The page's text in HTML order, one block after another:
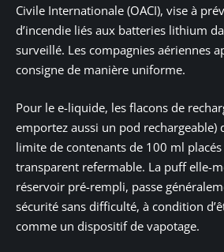
Civile Internationale (OACI), vise à
d’incendie liés aux batteries lithium
surveillé. Les compagnies aériennes
consigne de manière uniforme.
Pour le e-liquide, les flacons de
emportez aussi un pod rechargeable)
limite de contenants de 100 ml
transparent refermable. La puff elle-
réservoir pré-rempli, passe
sécurité sans difficulté, à condition
comme un dispositif de vapotage.